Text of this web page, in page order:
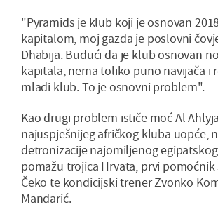
"Pyramids je klub koji je osnovan
kapitalom, moj gazda je poslovni
Dhabija. Budući da je klub osnovan
kapitala, nema toliko puno navijača i
mladi klub. To je osnovni problem".
Kao drugi problem ističe moć Al
najuspješnijeg afričkog kluba uopće,
detronizacije najomiljenog
pomažu trojica Hrvata, prvi
Čeko te kondicijski trener Zvonko
Mandarić.